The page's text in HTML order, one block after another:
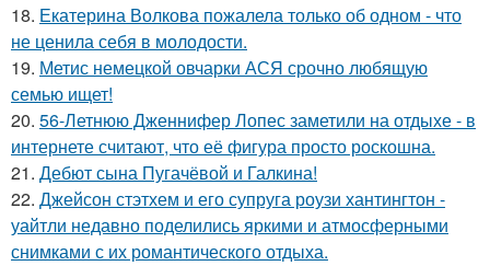
18. Екатерина Волкова пожалела только об одном - что
не ценила себя в молодости.
19. Метис немецкой овчарки АСЯ срочно любящую
семью ищет!
20. 56-Летнюю Дженнифер Лопес заметили на отдыхе - в
интернете считают, что её фигура просто роскошна.
21. Дебют сына Пугачёвой и Галкина!
22. Джейсон стэтхем и его супруга роузи хантингтон -
уайтли недавно поделились яркими и атмосферными
снимками с их романтического отдыха.